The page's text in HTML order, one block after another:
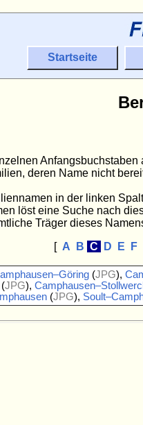
Startseite
deren Name nicht
in der linken
löst eine Suche nach
Träger dieses
[ A B C D E F
(JPG),
(JPG),
(JPG),